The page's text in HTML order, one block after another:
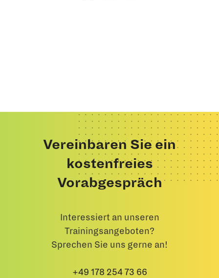
Vereinbaren Sie ein
kostenfreies
Vorabgespräch
Interessiert an unseren
Trainingsangeboten?
Sprechen Sie uns gerne an!
+49 178 254 73 66